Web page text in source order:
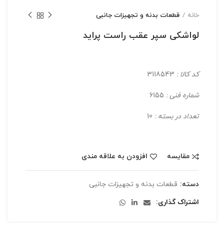
خانه قطعات بدنه و تجهیزات جانبی
لواشکی سپر عقب راست پراید
کد کالا :
شماره فنی :
تعداد در بسته :
مقایسه افزودن به علاقه مندی
دسته: قطعات بدنه و تجهیزات جانبی
اشتراک گذاری